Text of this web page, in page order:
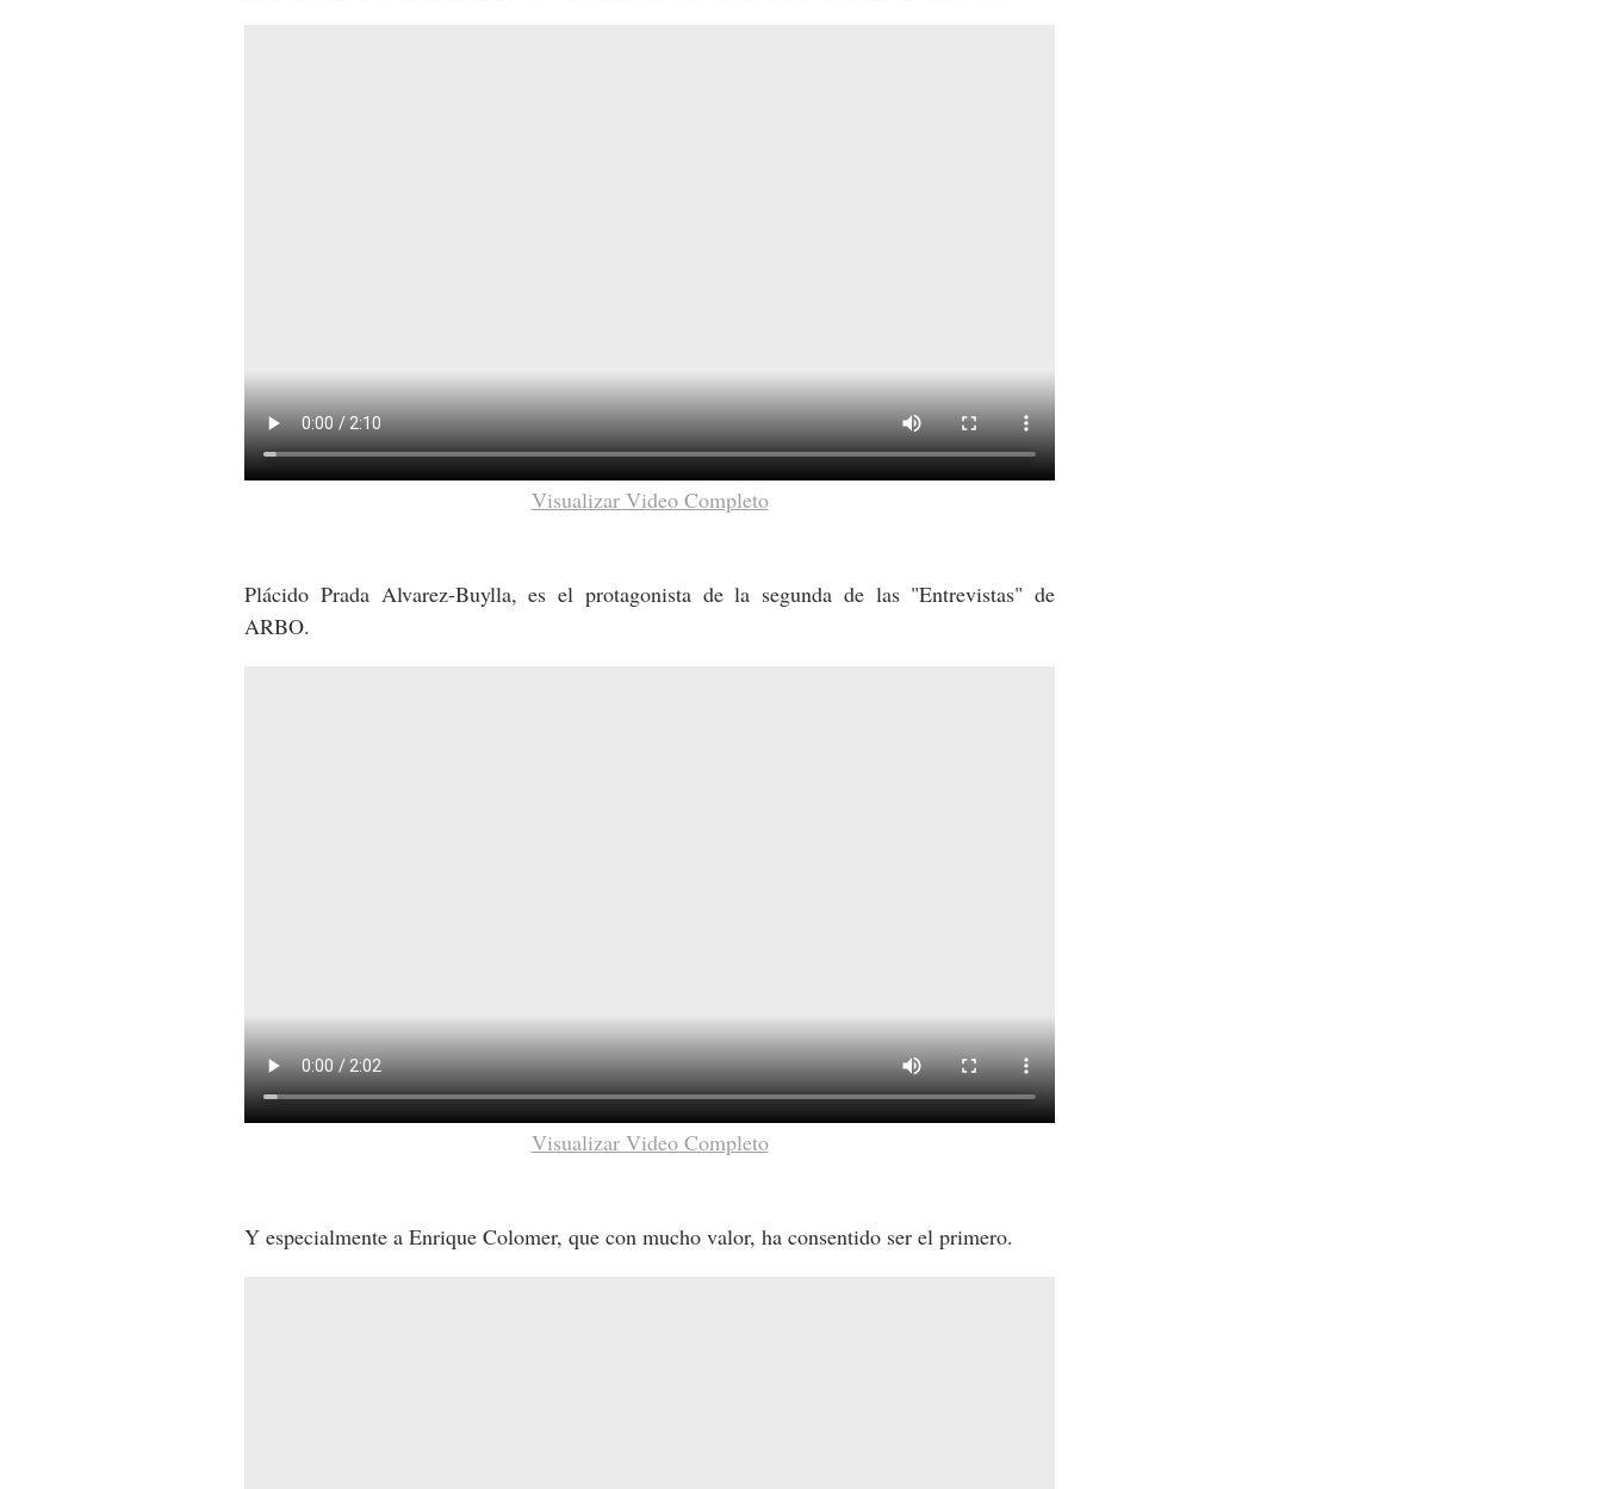
Visualizar Video Completo
Plácido Prada Alvarez-Buylla, es el protagonista de la segunda de las "Entrevistas" de
ARBO.
Visualizar Video Completo
Y especialmente a Enrique Colomer, que con mucho valor, ha consentido ser el primero.